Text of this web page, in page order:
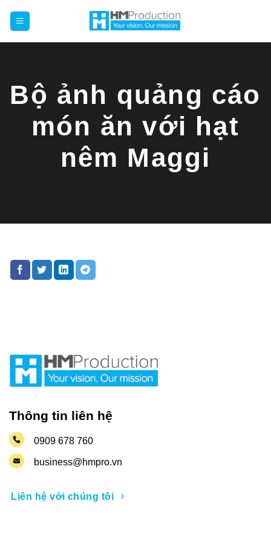
Bộ ảnh quảng cáo
món ăn với hạt
nêm Maggi
Thông tin liên hệ
0909 678 760
business@hmpro.vn
Liên hệ với chúng tôi